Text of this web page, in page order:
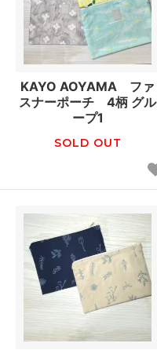
KAYO AOYAMA ファ
スナーポーチ 4柄 グル
ープ1
SOLD OUT